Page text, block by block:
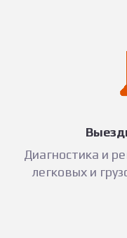
Диагностика и
легковых и